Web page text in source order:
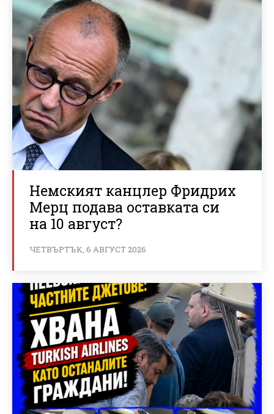
Немският канцлер Фридрих
Мерц подава оставката си
на 10 август?
ЧЕТВЪРТЪК, 6 АВГУСТ 2026